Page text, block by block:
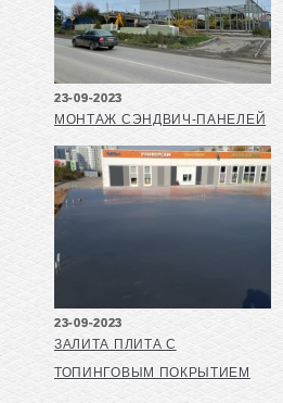
23-09-2023
МОНТАЖ СЭНДВИЧ-ПАНЕЛЕЙ
23-09-2023
ЗАЛИТА ПЛИТА С
ТОПИНГОВЫМ ПОКРЫТИЕМ